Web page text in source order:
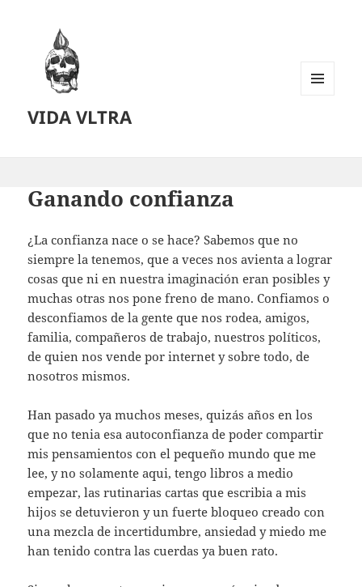
VIDA VLTRA
Ganando confianza
¿La confianza nace o se hace? Sabemos que no
siempre la tenemos, que a veces nos avienta a lograr
cosas que ni en nuestra imaginación eran posibles y
muchas otras nos pone freno de mano. Confiamos o
desconfiamos de la gente que nos rodea, amigos,
familia, compañeros de trabajo, nuestros políticos,
de quien nos vende por internet y sobre todo, de
nosotros mismos.
Han pasado ya muchos meses, quizás años en los
que no tenia esa autoconfianza de poder compartir
mis pensamientos con el pequeño mundo que me
lee, y no solamente aqui, tengo libros a medio
empezar, las rutinarias cartas que escribia a mis
hijos se detuvieron y un fuerte bloqueo creado con
una mezcla de incertidumbre, ansiedad y miedo me
han tenido contra las cuerdas ya buen rato.